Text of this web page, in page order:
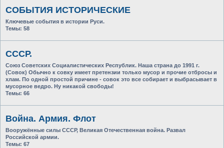
СОБЫТИЯ ИСТОРИЧЕСКИЕ
Ключевые события в истории Руси.
Темы: 58
СССР.
Союз Советских Социалистических Республик. Наша страна до 1991 г.
(Совок) Обычно к совку имеет претензии только мусор и прочие отбросы и
хлам. По одной простой причине - совок это все собирает и выбрасывает в
мусорное ведро. Ну никакой свободы!
Темы: 66
Война. Армия. Флот
Вооружённые силы СССР, Великая Отечественная война. Развал
Российской армии.
Темы: 67